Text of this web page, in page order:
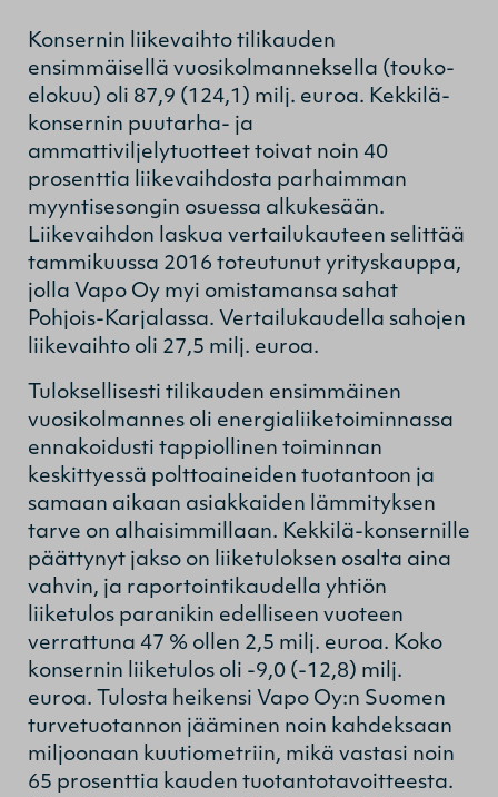
Konsernin liikevaihto tilikauden
ensimmäisellä vuosikolmanneksella (touko-
elokuu) oli 87,9 (124,1) milj. euroa. Kekkilä-
konsernin puutarha- ja
ammattiviljelytuotteet toivat noin 40
prosenttia liikevaihdosta parhaimman
myyntisesongin osuessa alkukesään.
Liikevaihdon laskua vertailukauteen selittää
tammikuussa 2016 toteutunut yrityskauppa,
jolla Vapo Oy myi omistamansa sahat
Pohjois-Karjalassa. Vertailukaudella sahojen
liikevaihto oli 27,5 milj. euroa.
Tuloksellisesti tilikauden ensimmäinen
vuosikolmannes oli energialiiketoiminnassa
ennakoidusti tappiollinen toiminnan
keskittyessä polttoaineiden tuotantoon ja
samaan aikaan asiakkaiden lämmityksen
tarve on alhaisimmillaan. Kekkilä-konsernille
päättynyt jakso on liiketuloksen osalta aina
vahvin, ja raportointikaudella yhtiön
liiketulos paranikin edelliseen vuoteen
verrattuna 47 % ollen 2,5 milj. euroa. Koko
konsernin liiketulos oli -9,0 (-12,8) milj.
euroa. Tulosta heikensi Vapo Oy:n Suomen
turvetuotannon jääminen noin kahdeksaan
miljoonaan kuutiometriin, mikä vastasi noin
65 prosenttia kauden tuotantotavoitteesta.